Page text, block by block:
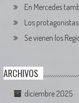
En Mercedes
Los
Se vienen los
ARCHIVOS
diciembre 2025